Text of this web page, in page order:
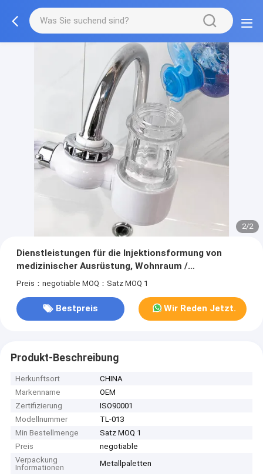
2/2
Dienstleistungen für die Injektionsformung von
medizinischer Ausrüstung, Wohnraum /
Hochpolnische Injektionsformung nach Maßgabe /
Preis：negotiable MOQ：Satz MOQ 1
Bestpreis Wir Reden Jetzt.
Produkt-Beschreibung
Herkunftsort
CHINA
Markenname
OEM
Zertifizierung
ISO90001
Modellnummer
TL-013
Min Bestellmenge
Satz MOQ 1
Preis
negotiable
Verpackung
Informationen
Metallpaletten